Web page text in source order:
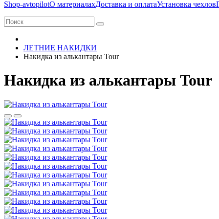
Shop-avtopilotО материалахДоставка и оплатаУстановка чехлов
ЛЕТНИЕ НАКИДКИ
Накидка из алькантары Tour
Накидка из алькантары Tour